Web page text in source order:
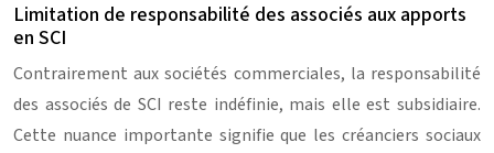
Limitation de responsabilité des associés aux apports
en SCI
Contrairement aux sociétés commerciales, la responsabilité
des associés de SCI reste indéfinie, mais elle est subsidiaire.
Cette nuance importante signifie que les créanciers sociaux